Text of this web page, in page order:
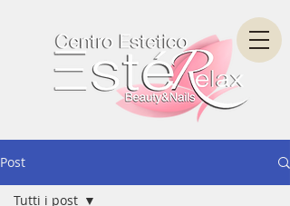
Post
Tutti i post